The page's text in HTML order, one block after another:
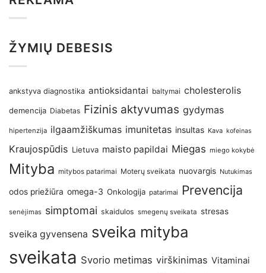
ŽYMIŲ DEBESIS
ankstyva diagnostika antioksidantai baltymai cholesterolis
demencija Diabetas Fizinis aktyvumas gydymas
hipertenzija ilgaamžiškumas imunitetas insultas Kava kofeinas
Kraujospūdis Lietuva maisto papildai Miegas miego kokybė
Mityba mitybos patarimai Moterų sveikata nuovargis Nutukimas
odos priežiūra omega-3 Onkologija patarimai Prevencija
senėjimas simptomai skaidulos smegenų sveikata stresas
sveika gyvensena sveika mityba
sveikata Svorio metimas virškinimas Vitaminai